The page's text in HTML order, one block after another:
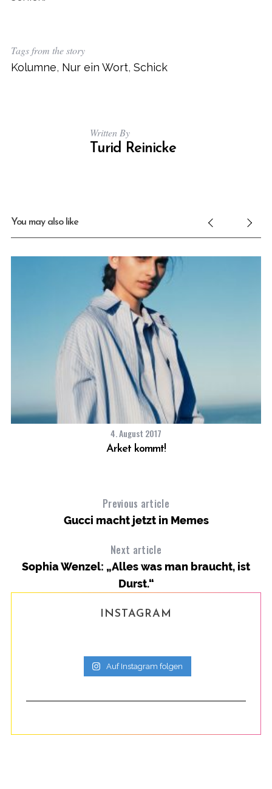
Tags from the story
Kolumne, Nur ein Wort, Schick
Written By
Turid Reinicke
You may also like
4. August 2017
Arket kommt!
Previous article
Gucci macht jetzt in Memes
Next article
Sophia Wenzel: „Alles was man braucht, ist
Durst.“
INSTAGRAM
Auf Instagram folgen